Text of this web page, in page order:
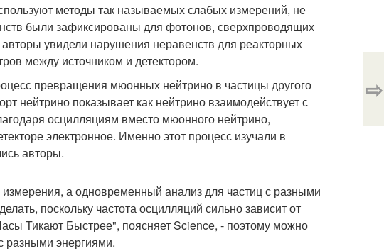
методы так называемых слабых измерений, не
были зафиксированы для фотонов, сверхпроводящих
увидели нарушения неравенств для реакторных
между источником и детектором.
превращения мюонных нейтрино в частицы другого
нейтрино показывает как нейтрино взаимодействует с
осцилляциям вместо мюонного нейтрино,
электронное. Именно этот процесс изучали в
авторы.
а одновременный анализ для частиц с разными
поскольку частота осцилляций сильно зависит от
Тикают Быстрее", поясняет Science, - поэтому можно
разными энергиями.
⇨